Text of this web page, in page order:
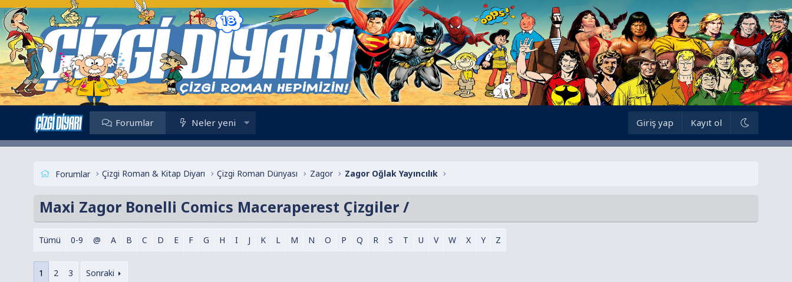
Forumlar Neler yeni Giriş yap Kayıt ol
Forumlar Çizgi Roman & Kitap Diyarı Çizgi Roman Dünyası Zagor Zagor Oğlak Yayıncılık
Maxi Zagor Bonelli Comics Maceraperest Çizgiler /
Tümü 0-9 @ A B C D E F G H I J K L M N O P Q R S T U V W X Y Z
1 2 3 Sonraki